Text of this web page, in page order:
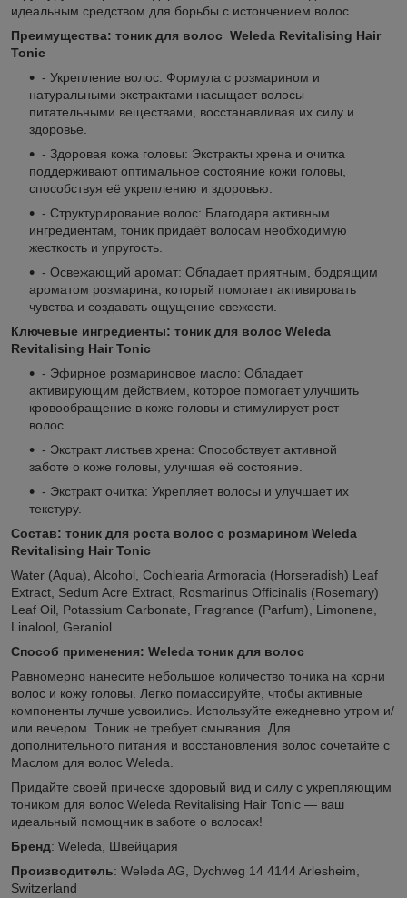
идеальным средством для борьбы с истончением волос.
Преимущества: тоник для волос Weleda Revitalising Hair
Tonic
- Укрепление волос: Формула с розмарином и
натуральными экстрактами насыщает волосы
питательными веществами, восстанавливая их силу и
здоровье.
- Здоровая кожа головы: Экстракты хрена и очитка
поддерживают оптимальное состояние кожи головы,
способствуя её укреплению и здоровью.
- Структурирование волос: Благодаря активным
ингредиентам, тоник придаёт волосам необходимую
жесткость и упругость.
- Освежающий аромат: Обладает приятным, бодрящим
ароматом розмарина, который помогает активировать
чувства и создавать ощущение свежести.
Ключевые ингредиенты: тоник для волос Weleda
Revitalising Hair Tonic
- Эфирное розмариновое масло: Обладает
активирующим действием, которое помогает улучшить
кровообращение в коже головы и стимулирует рост
волос.
- Экстракт листьев хрена: Способствует активной
заботе о коже головы, улучшая её состояние.
- Экстракт очитка: Укрепляет волосы и улучшает их
текстуру.
Состав: тоник для роста волос с розмарином Weleda
Revitalising Hair Tonic
Water (Aqua), Alcohol, Cochlearia Armoracia (Horseradish) Leaf
Extract, Sedum Acre Extract, Rosmarinus Officinalis (Rosemary)
Leaf Oil, Potassium Carbonate, Fragrance (Parfum), Limonene,
Linalool, Geraniol.
Способ применения: Weleda тоник для волос
Равномерно нанесите небольшое количество тоника на корни
волос и кожу головы. Легко помассируйте, чтобы активные
компоненты лучше усвоились. Используйте ежедневно утром и/
или вечером. Тоник не требует смывания. Для
дополнительного питания и восстановления волос сочетайте с
Маслом для волос Weleda.
Придайте своей прическе здоровый вид и силу с укрепляющим
тоником для волос Weleda Revitalising Hair Tonic — ваш
идеальный помощник в заботе о волосах!
Бренд: Weleda, Швейцария
Производитель: Weleda AG, Dychweg 14 4144 Arlesheim,
Switzerland